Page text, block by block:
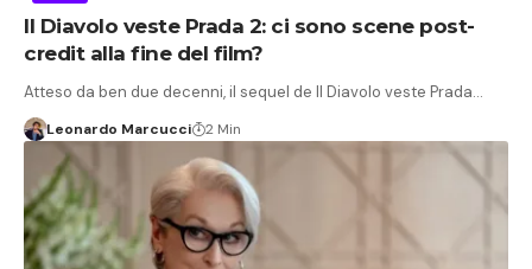
Il Diavolo veste Prada 2: ci sono scene post-
credit alla fine del film?
Atteso da ben due decenni, il sequel de Il Diavolo veste Prada…
Leonardo Marcucci 2 Min